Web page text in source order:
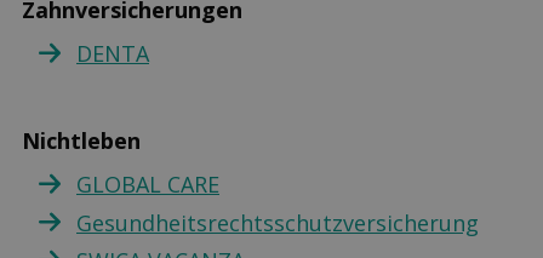
Zahnversicherungen
DENTA
Nichtleben
GLOBAL CARE
Gesundheitsrechtsschutzversicherung